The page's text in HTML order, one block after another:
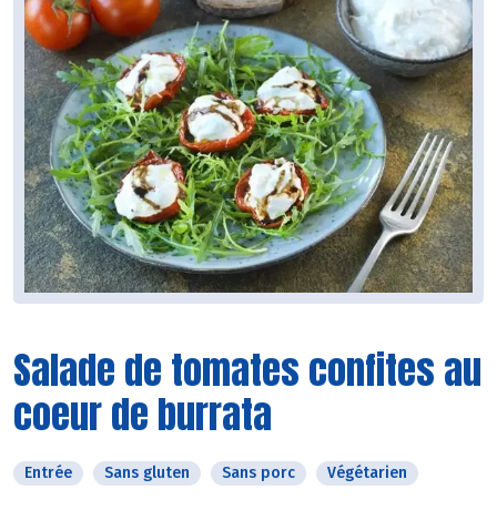
Salade de tomates confites au
coeur de burrata
Entrée Sans gluten Sans porc Végétarien